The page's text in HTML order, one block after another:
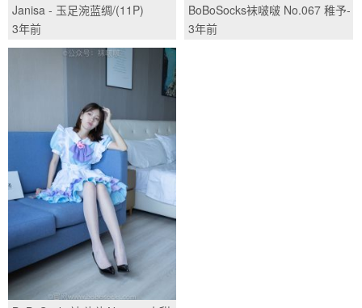
Janisa - 玉足涴蓝绸/(11P)
3年前
BoBoSocks袜啵啵 No.067 稚予-
匡威帆布鞋、黑丝/(125P)
3年前